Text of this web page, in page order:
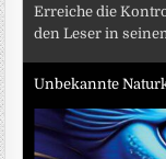
Erreiche die
den Leser in
Unbekannte